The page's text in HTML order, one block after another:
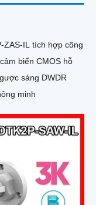
ZAS-IL tích hợp công
biến CMOS hỗ
sáng DWDR
minh